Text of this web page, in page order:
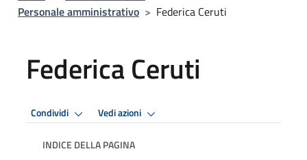
Personale amministrativo > Federica Ceruti
Federica Ceruti
Condividi Vedi azioni
INDICE DELLA PAGINA